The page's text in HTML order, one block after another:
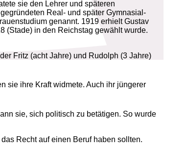
sie den Lehrer und späteren
Real- und später Gymnasial-
genannt. 1919 erhielt Gustav
(Stade) in den Reichstag gewählt wurde.
Fritz (acht Jahre) und Rudolph (3 Jahre)
sie ihre Kraft widmete. Auch ihr jüngerer
sie, sich politisch zu betätigen. So wurde
Recht auf einen Beruf haben sollten.